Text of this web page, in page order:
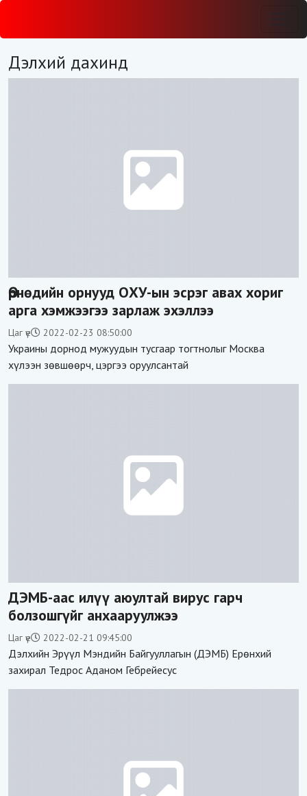
Дэлхий дахинд
Өрнөдийн орнууд ОХУ-ын эсрэг авах хориг
арга хэмжээгээ зарлаж эхэллээ
Цаг үе 2022-02-23 08:50:00
Украины дорнод мужуудын тусгаар тогтнолыг Москва
хүлээн зөвшөөрч, цэргээ оруулсантай
ДЭМБ-аас илүү аюултай вирус гарч
болзошгүйг анхааруулжээ
Цаг үе 2022-02-21 09:45:00
Дэлхийн Эрүүл Мэндийн Байгууллагын (ДЭМБ) Ерөнхий
захирал Тедрос Аданом Гебрейесус